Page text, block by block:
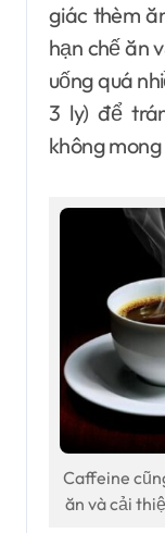
giác thèm
hạn chế ăn
uống quá
3 ly) để
không
Caffeine
ăn và cải